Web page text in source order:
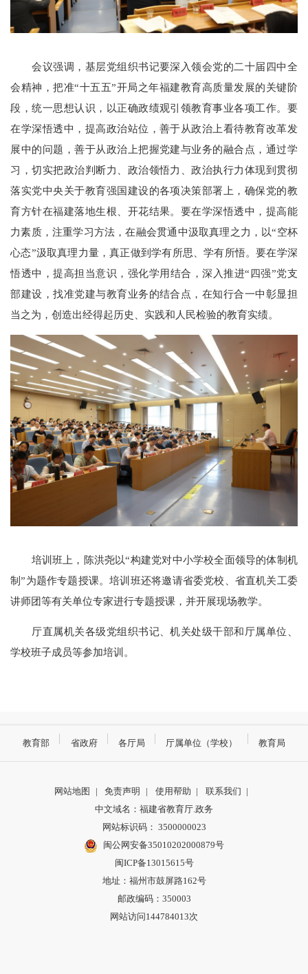
会议强调，基层党组织书记要深入领会党的二十届四中全
会精神，把准“十五五”开局之年福建教育高质量发展的关键阶
段，统一思想认识，以正确政绩观引领教育事业各项工作。要
在学深悟透中，提高政治站位，善于从政治上看待教育改革发
展中的问题，善于从政治上把握党建与业务的融合点，通过学
习，切实把政治判断力、政治领悟力、政治执行力体现到贯彻
落实党中央关于教育强国建设的各项决策部署上，确保党的教
育方针在福建落地生根、开花结果。要在学深悟透中，提高能
力素质，注重学习方法，在融会贯通中汲取真理之力，以“空杯
心态”汲取真理力量，真正做到学有所思、学有所悟。要在学深
悟透中，提高担当意识，强化学用结合，深入推进“四强”党支
部建设，找准党建与教育业务的结合点，在知行合一中彰显担
当之为，创造出经得起历史、实践和人民检验的教育实绩。
培训班上，陈洪尧以“构建党对中小学校全面领导的体制机
制”为题作专题授课。培训班还将邀请省委党校、省直机关工委
讲师团等有关单位专家进行专题授课，并开展现场教学。
厅直属机关各级党组织书记、机关处级干部和厅属单位、
学校班子成员等参加培训。
教育部 省政府 各厅局 厅属单位（学校） 教育局
网站地图 | 免责声明 | 使用帮助 | 联系我们 |
中文域名：福建省教育厅.政务
网站标识码： 3500000023
闽公网安备35010202000879号
闽ICP备13015615号
地址：福州市鼓屏路162号
邮政编码：350003
网站访问144784013次